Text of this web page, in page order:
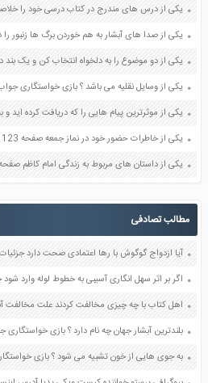
یکی از وسایل نقلیه می باشد ؟ بازی خواستگاری
یکی از خاطرات حضور خود در نماز جمعه صفحه 123 پیام های آسمان هفتم
یکی از داستان های مربوط به زندگی امام کاظم صفحه 45 هدیه های آسمان
مطالب تصادفی
آیا ازدواج گوگوش با رها اعتمادی صحت دارد
بلندترین آبشار جهان چه نام دارد ؟ بازی
به جوی هایی از خون تشبیه می شود ؟ بازی